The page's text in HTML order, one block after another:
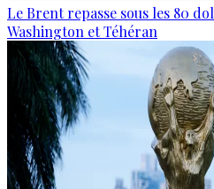
Le Brent repasse sous les 80
Washington et Téhéran